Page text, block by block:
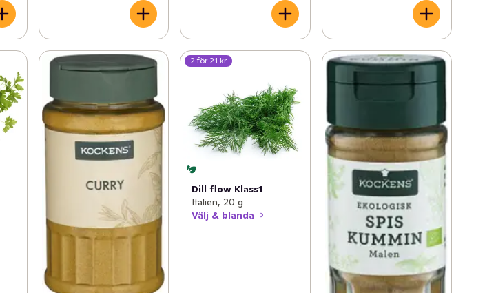
2 för 21 kr
Dill flow Klass1
Italien, 20 g
Välj & blanda